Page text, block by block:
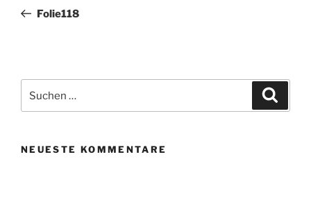
Beitrag
Folie118
nach:
NEUESTE KOMMENTARE